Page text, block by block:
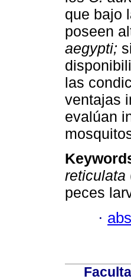
que bajo
poseen
aegypti;
las
ventajas
evalúan
reticulata
peces
·